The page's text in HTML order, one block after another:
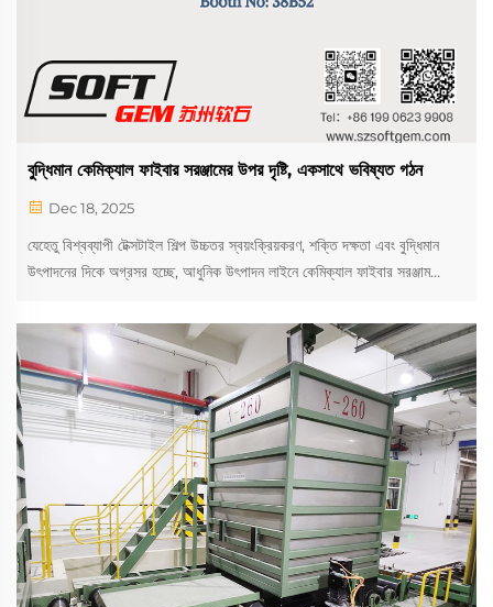
বুদ্ধিমান কেমিক্যাল ফাইবার সরঞ্জামের উপর দৃষ্টি, একসাথে ভবিষ্যত গঠন
Dec 18, 2025
যেহেতু বিশ্বব্যাপী টেক্সটাইল শিল্প উচ্চতর স্বয়ংক্রিয়করণ, শক্তি দক্ষতা এবং বুদ্ধিমান
উৎপাদনের দিকে অগ্রসর হচ্ছে, আধুনিক উৎপাদন লাইনে কেমিক্যাল ফাইবার সরঞ্জাম
ব্যবস্থা এবং একীভূত সমাধান আর ঐচ্ছিক নয়—এগুলি স্থিতিশীল মান, কম অপারেটিং
খরচ এবং আন্তর্জাতিক বাজারে দীর্ঘমেয়াদী প্রতিযোগিতামূলকতা খুঁজছে এমন উৎপাদকদের
জন্য অপরিহার্য।